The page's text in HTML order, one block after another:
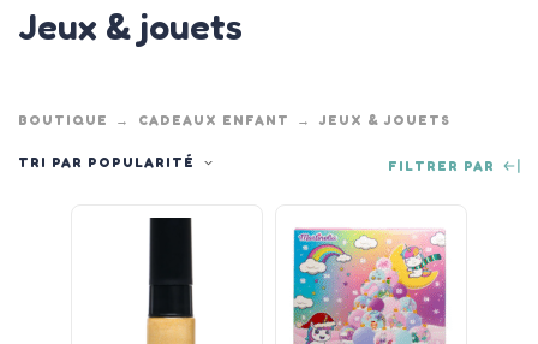
Jeux & jouets
BOUTIQUE CADEAUX ENFANT JEUX & JOUETS
TRI PAR POPULARITÉ FILTRER PAR